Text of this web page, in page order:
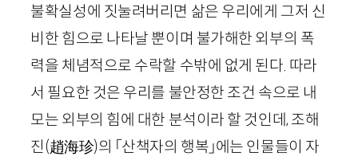
불확실성에 짓눌려버리면 삶은 우리에게 그저 신
비한 힘으로 나타날 뿐이며 불가해한 외부의 폭
력을 체념적으로 수락할 수밖에 없게 된다. 따라
서 필요한 것은 우리를 불안정한 조건 속으로 내
모는 외부의 힘에 대한 분석이라 할 것인데, 조해
진(趙海珍)의 「산책자의 행복」에는 인물들이 자